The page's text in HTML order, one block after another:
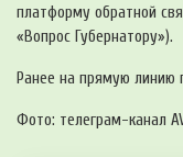
платформу обратной
«Вопрос Губернатору»).
Ранее на прямую линию
Фото: телеграм-канал